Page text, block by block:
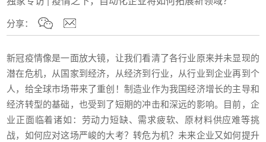
分享：
新冠疫情像是一面放大镜，让我们看清了各行业原来并未显现的
潜在危机，从国家到经济，从经济到行业，从行业到企业再到个
人，给全球市场带来了重创！制造业作为我国经济增长的主导和
经济转型的基础，也受到了短期的冲击和深远的影响。目前，企
业正面临着诸如：劳动力短缺、需求疲软、原材料供应难等挑
战，如何应对这场严峻的大考？转危为机？未来企业又如何提升